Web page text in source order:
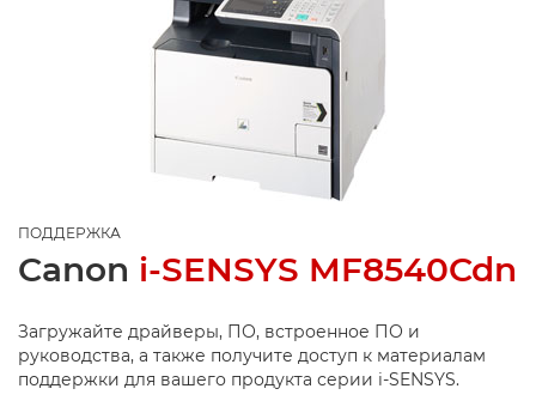
ПОДДЕРЖКА
Canon i-SENSYS MF8540Cdn
Загружайте драйверы, ПО, встроенное ПО и
руководства, а также получите доступ к материалам
поддержки для вашего продукта серии i-SENSYS.